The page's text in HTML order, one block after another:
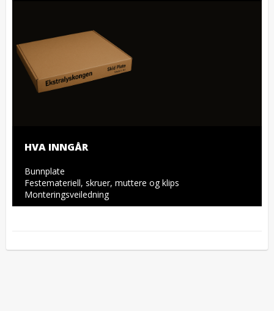
HVA INNGÅR
Bunnplate
Festemateriell, skruer, muttere og klips
Monteringsveiledning